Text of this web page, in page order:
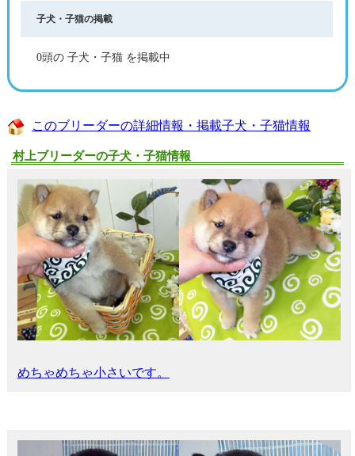
子犬・子猫の掲載
0頭の 子犬・子猫 を掲載中
このブリーダーの詳細情報・掲載子犬・子猫情報
村上ブリーダーの子犬・子猫情報
めちゃめちゃ小さいです。